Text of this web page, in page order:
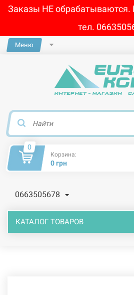
Заказы НЕ обрабатываются.
тел.
Меню
0
Корзина:
0 грн
0663505678
КАТАЛОГ ТОВАРОВ